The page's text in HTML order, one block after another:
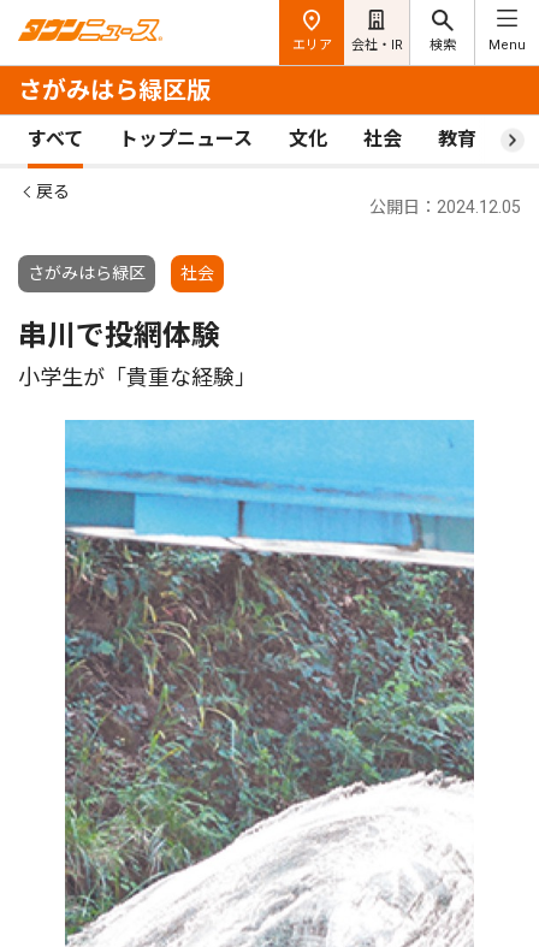
エリア 会社・IR 検索 Menu
さがみはら緑区版
すべて トップニュース 文化 社会 教育 ス
戻る
さがみはら緑区 社会
公開日：2024.12.05
串川で投網体験
小学生が「貴重な経験」